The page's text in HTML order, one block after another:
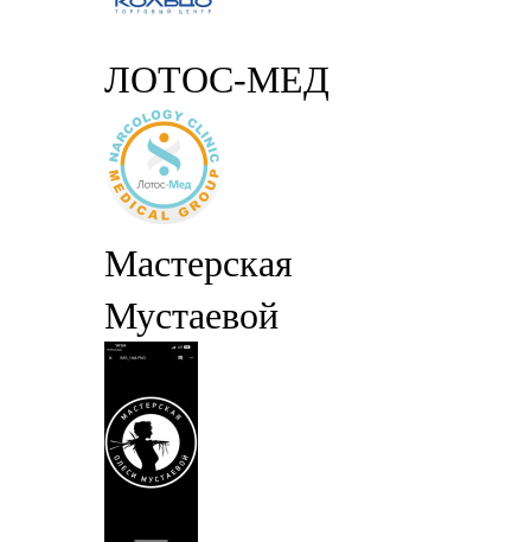
ЛОТОС-МЕД
Мастерская
Мустаевой